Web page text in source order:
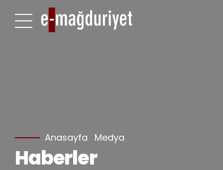
Anasayfa Medya
Haberler